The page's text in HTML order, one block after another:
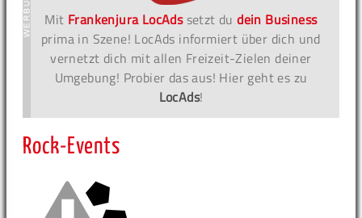
Mit Frankenjura LocAdssetzt dudein Business
prima in Szene! LocAds informiert über dich und
vernetzt dich mit allen Freizeit-Zielen deiner
Umgebung! Probier das aus! Hier geht es zu
LocAds!
Rock-Events